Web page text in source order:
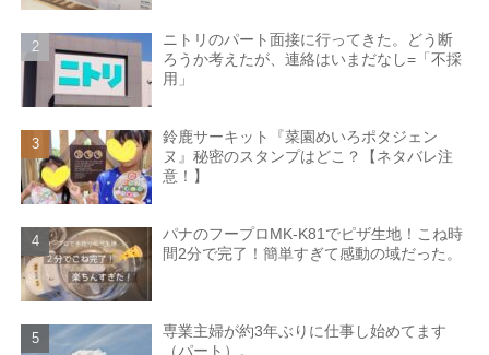
ニトリのパート面接に行ってきた。どう断
ろうか考えたが、連絡はいまだなし=「不採
用」
鈴鹿サーキット『菜園めいろポタジェン
ヌ』秘密のスタンプはどこ？【ネタバレ注
意！】
パナのフープロMK-K81でピザ生地！こね時
間2分で完了！簡単すぎて感動の域だった。
専業主婦が約3年ぶりに仕事し始めてます
（パート）。